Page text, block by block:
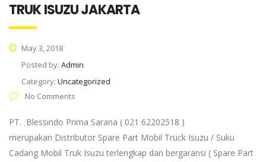
TRUK ISUZU JAKARTA
May 3, 2018
Posted by: Admin
Category: Uncategorized
No Comments
PT. Blessindo Prima Sarana ( 021 62202518 )
merupakan Distributor Spare Part Mobil Truck Isuzu / Suku
Cadang Mobil Truk Isuzu terlengkap dan bergaransi ( Spare Part